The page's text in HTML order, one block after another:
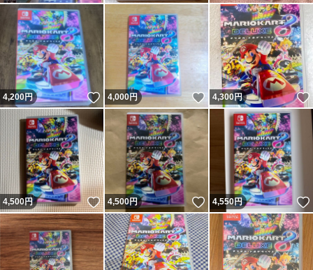
4,200円 いいね！
4,000円 いいね！
4,300円
4,500円 いいね！
4,500円 いいね！
4,550円